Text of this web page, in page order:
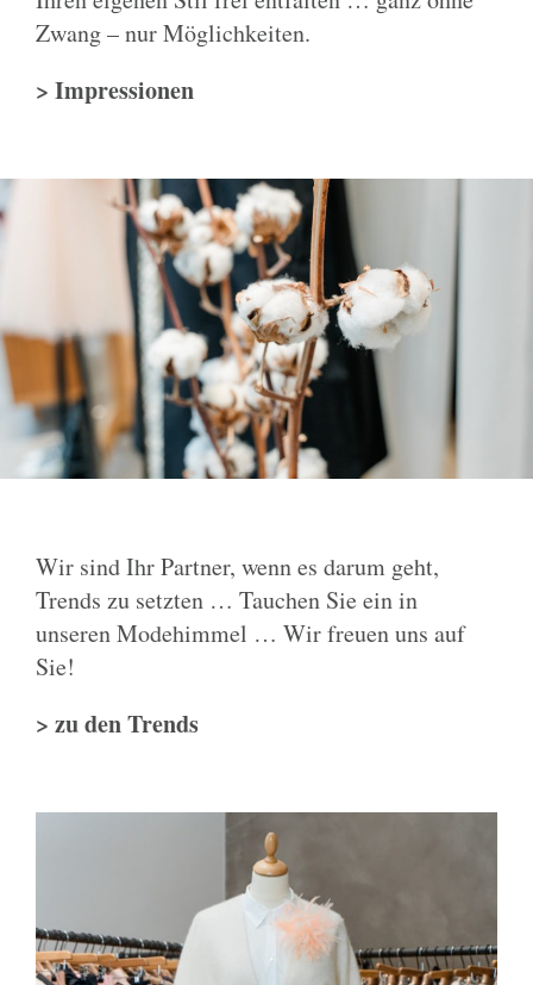
Zwang – nur Möglichkeiten.
> Impressionen
Wir sind Ihr Partner, wenn es darum geht,
Trends zu setzten … Tauchen Sie ein in
unseren Modehimmel … Wir freuen uns auf
Sie!
> zu den Trends